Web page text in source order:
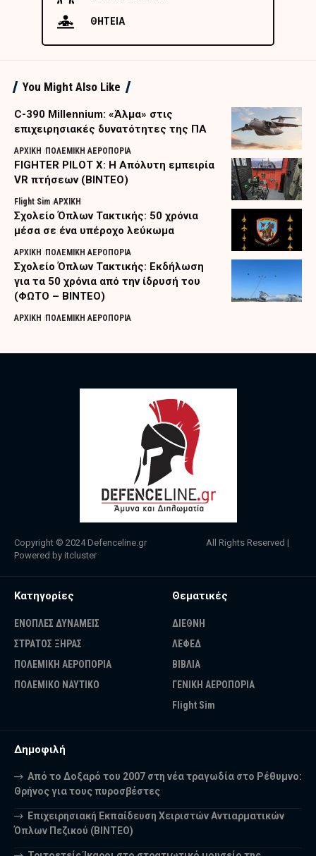
ΘΗΤΕΙΑ
You Might Also Like
C-390 Millennium: «Άλμα» στις
επιχειρησιακές δυνατότητες της ΠΑ
ΑΡΧΙΚΗ ΠΟΛΕΜΙΚΗ ΑΕΡΟΠΟΡΙΑ
FIGHTER PILOT X: Η Απόλυτη εμπειρία
VR πτήσεων (ΒΙΝΤΕΟ)
Flight Sim ΑΡΧΙΚΗ
Σχολείο Όπλων Τακτικής: 50 χρόνια
μέσα σε ένα υπέροχο λεύκωμα
ΑΡΧΙΚΗ ΠΟΛΕΜΙΚΗ ΑΕΡΟΠΟΡΙΑ
Σχολείο Όπλων Τακτικής: Εκδήλωση
για τα 50 χρόνια από την ίδρυσή του
(ΦΩΤΟ – ΒΙΝΤΕΟ)
ΑΡΧΙΚΗ ΠΟΛΕΜΙΚΗ ΑΕΡΟΠΟΡΙΑ
Copyright © 2024 Defenceline.gr All Rights Reserved |
Powered by itcluster
Κατηγορίες
ΕΝΟΠΛΕΣ ΔΥΝΑΜΕΙΣ
ΣΤΡΑΤΟΣ ΞΗΡΑΣ
ΠΟΛΕΜΙΚΗ ΑΕΡΟΠΟΡΙΑ
ΠΟΛΕΜΙΚΟ ΝΑΥΤΙΚΟ
Θεματικές
ΔΙΕΘΝΗ
ΛΕΦΕΔ
ΒΙΒΛΙΑ
ΓΕΝΙΚΗ ΑΕΡΟΠΟΡΙΑ
Flight Sim
Δημοφιλή
Από το Δοξαρό του 2007 στη νέα τραγωδία στο Ρέθυμνο:
Θρήνος για τους πυροσβέστες
Επιχειρησιακή Εκπαίδευση Χειριστών Αντιαρματικών
Όπλων Πεζικού (ΒΙΝΤΕΟ)